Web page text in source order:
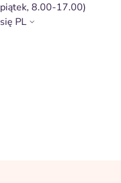
8.00-17.00)
PL